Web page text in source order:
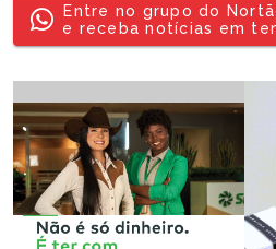
Entre no grupo do
e receba notícias em